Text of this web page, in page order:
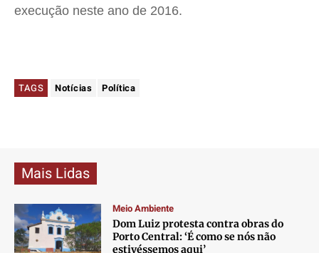
execução neste ano de 2016.
TAGS Notícias Política
Mais Lidas
Meio Ambiente
Dom Luiz protesta contra obras do
Porto Central: ‘É como se nós não
estivéssemos aqui’